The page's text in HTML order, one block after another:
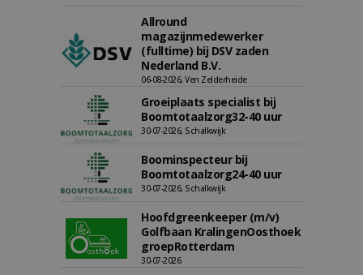
Allround
magazijnmedewerker
(fulltime) bij DSV zaden
Nederland B.V.
06-08-2026, Ven Zelderheide
Groeiplaats specialist bij
Boomtotaalzorg32-40 uur
30-07-2026, Schalkwijk
Boominspecteur bij
Boomtotaalzorg24-40 uur
30-07-2026, Schalkwijk
Hoofdgreenkeeper (m/v)
Golfbaan KralingenOosthoek
groepRotterdam
30-07-2026